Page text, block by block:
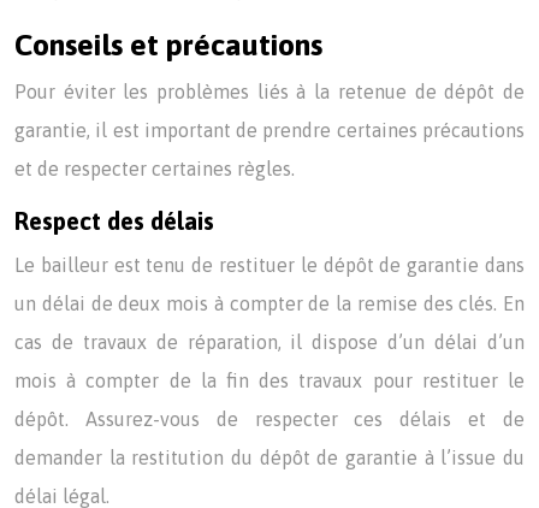
Conseils et précautions
Pour éviter les problèmes liés à la retenue de dépôt de
garantie, il est important de prendre certaines précautions
et de respecter certaines règles.
Respect des délais
Le bailleur est tenu de restituer le dépôt de garantie dans
un délai de deux mois à compter de la remise des clés. En
cas de travaux de réparation, il dispose d’un délai d’un
mois à compter de la fin des travaux pour restituer le
dépôt. Assurez-vous de respecter ces délais et de
demander la restitution du dépôt de garantie à l’issue du
délai légal.